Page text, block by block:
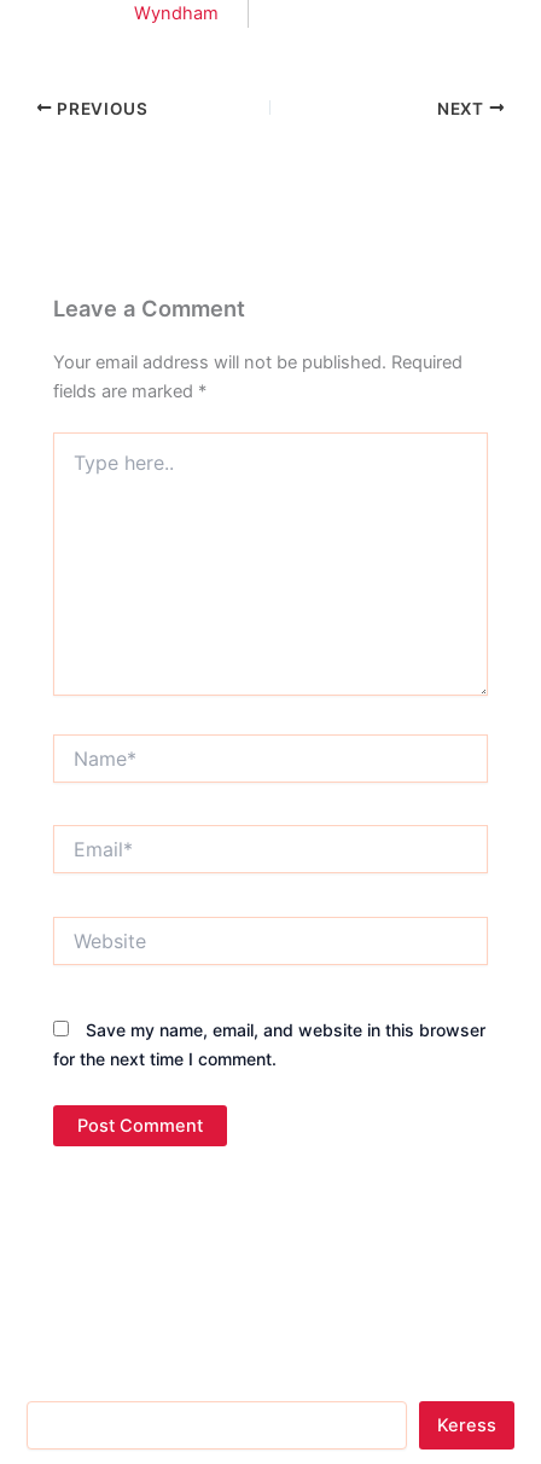
Wyndham
PREVIOUS NEXT
Leave a Comment
Your email address will not be published. Required
fields are marked *
here..
Save my name, email, and website in this browser
for the next time I comment.
Keress